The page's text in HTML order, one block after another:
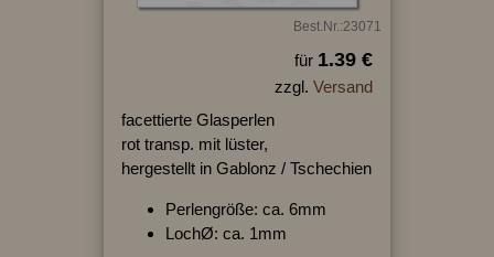
Best.Nr.:23071
für 1.39 €
zzgl. Versand
facettierte Glasperlen
rot transp. mit lüster,
hergestellt in Gablonz / Tschechien
Perlengröße: ca. 6mm
LochØ: ca. 1mm